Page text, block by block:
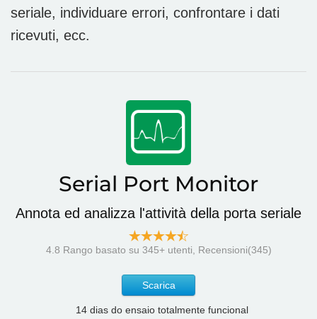
seriale, individuare errori, confrontare i dati
ricevuti, ecc.
Serial Port Monitor
Annota ed analizza l'attività della porta seriale
4.8 Rango basato su 345+ utenti, Recensioni(345)
Scarica
14 dias do ensaio totalmente funcional